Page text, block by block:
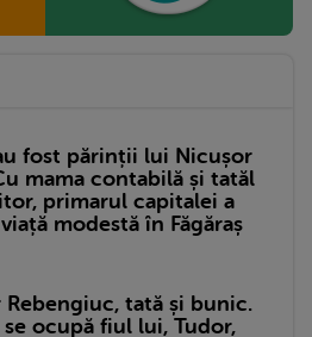
fost părinții lui Nicușor
mama contabilă și tatăl
primarul capitalei a
modestă în Făgăraș
tată și bunic.
ocupă fiul lui, Tudor,